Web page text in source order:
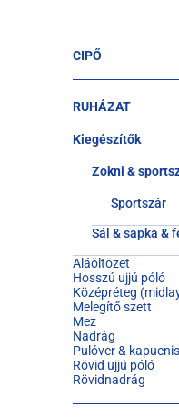
CIPŐ
RUHÁZAT
Kiegészítők
Zokni &
Sportszár
Sál & sapka &
Aláöltözet
Hosszú ujjú póló
Középréteg
Melegítő szett
Mez
Nadrág
Pulóver &
Rövid ujjú póló
Rövidnadrág